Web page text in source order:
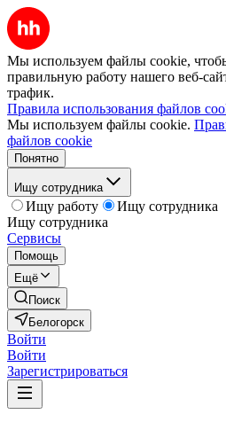
Мы используем файлы cookie,
правильную работу нашего веб-
трафик.
Правила использования файлов
Мы используем файлы cookie.
файлов cookie
Понятно
Ищу сотрудника
Ищу работу
Ищу сотрудника
Ищу сотрудника
Сервисы
Помощь
Ещё
Поиск
Белогорск
Войти
Войти
Зарегистрироваться